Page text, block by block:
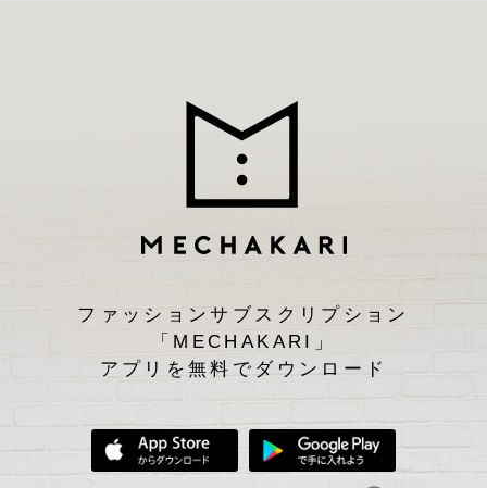
ファッションサブスクリプション
「MECHAKARI」
アプリを無料でダウンロード
App Storeからダウンロード